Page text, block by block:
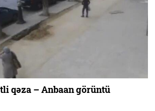
qəza – Anbaan görüntü